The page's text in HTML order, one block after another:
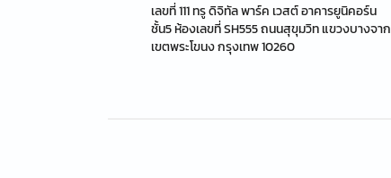
เลขที่ 111 ทรู ดิจิทัล พาร์ค เวสต์ อาคารยูนิคอร์น
ชั้น5 ห้องเลขที่ SH555 ถนนสุขุมวิท แขวงบางจาก
เขตพระโขนง กรุงเทพ 10260